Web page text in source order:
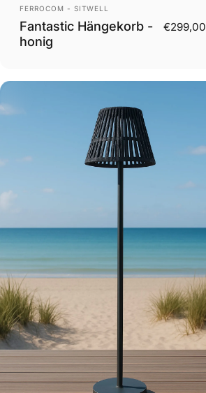
Anbieter:
FERROCOM - SITWELL
Fantastic Hängekorb -
honig
€299,00